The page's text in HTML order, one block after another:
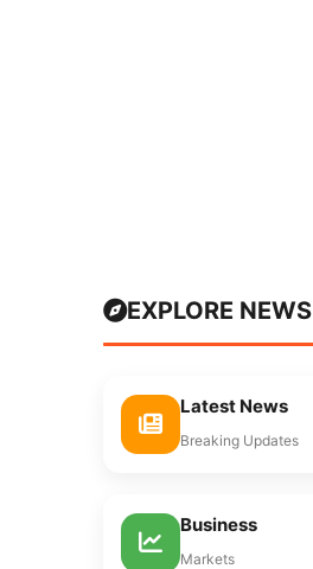
EXPLORE NEWS
Latest News
Breaking Updates
Business
Markets